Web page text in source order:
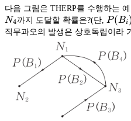
다음 그림은 THERP를 수행하는
N4까지 도달할 확률은?(단, P(Bi)
직무과오의 발생은 상호독립이라